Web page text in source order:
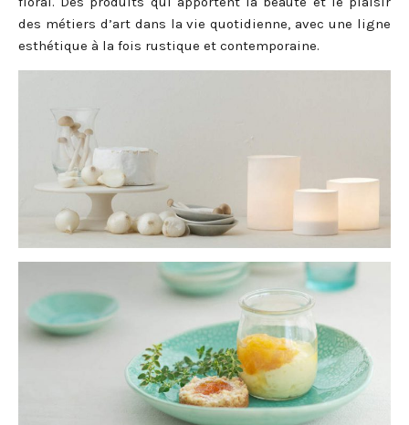
des métiers d’art dans la vie quotidienne, avec une ligne
esthétique à la fois rustique et contemporaine.